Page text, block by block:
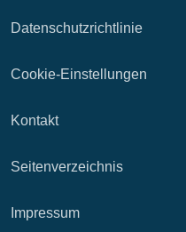
Datenschutzrichtlinie
Cookie-Einstellungen
Kontakt
Seitenverzeichnis
Impressum